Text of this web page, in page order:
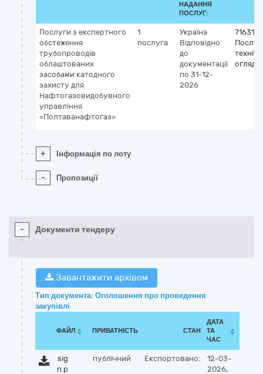
НАДАННЯ
ПОСЛУГ:
Послуги з експертного
обстеження
трубопроводів
облаштованих
засобами катодного
захисту для
Нафтогазовидобувного
управління
«Полтаванафтогаз»
1
послуга
Україна
Відповідно
до
документації
по 31-12-
2026
огляду
+ Інформація по лоту
- Пропозиції
- Документи тендеру
Завантажити архівом
Тип документа: Оголошення про проведення
закупівлі
ФАЙЛ ПРИВАТНІСТЬ СТАН
ДАТА
ТА
ЧАС
sig
n.p
публічний Експортовано:
12-03-
2026,